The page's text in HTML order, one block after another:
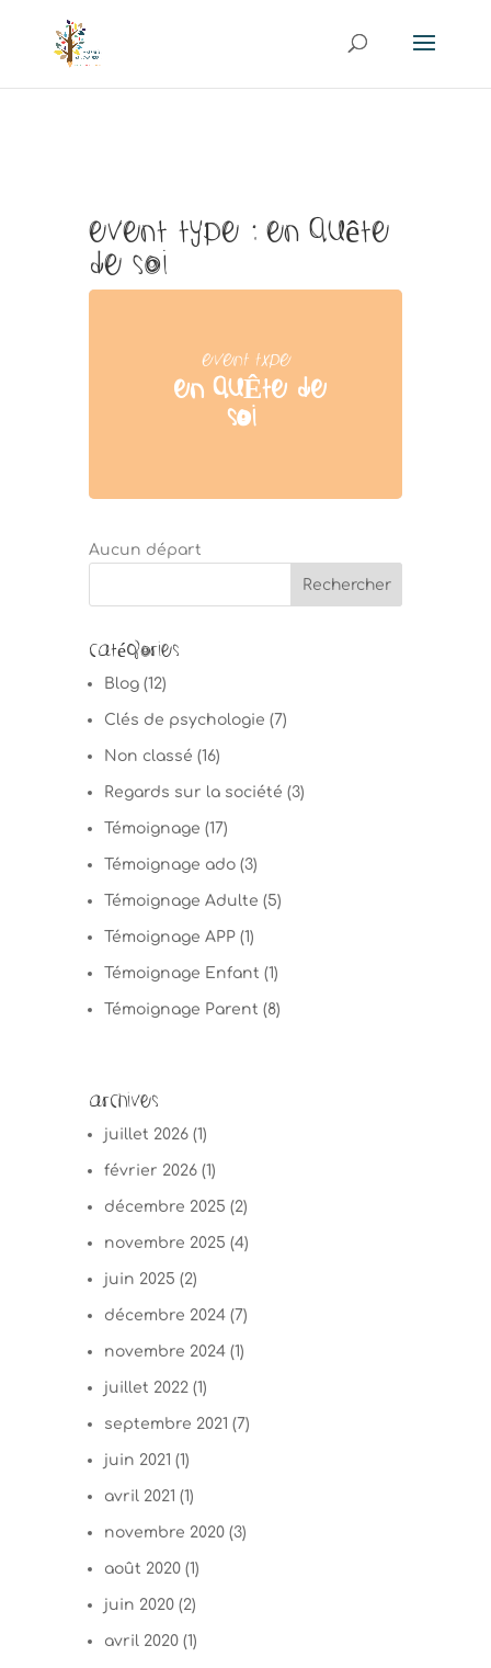
Event Type : En Quête
de Soi
EVENT TYPE
EN QUÊTE DE
SOI
Aucun départ
Catégories
Blog(12)
Clés de psychologie (7)
Non classé (16)
Regards sur la société (3)
Témoignage (17)
Témoignage ado(3)
Témoignage Adulte (5)
Témoignage APP(1)
Témoignage Enfant (1)
Témoignage Parent (8)
Archives
juillet 2026(1)
février 2026(1)
décembre 2025 (2)
novembre 2025 (4)
juin 2025 (2)
décembre 2024(7)
novembre 2024(1)
juillet 2022(1)
septembre 2021 (7)
juin 2021 (1)
avril 2021 (1)
novembre 2020(3)
août 2020(1)
juin 2020(2)
avril 2020(1)